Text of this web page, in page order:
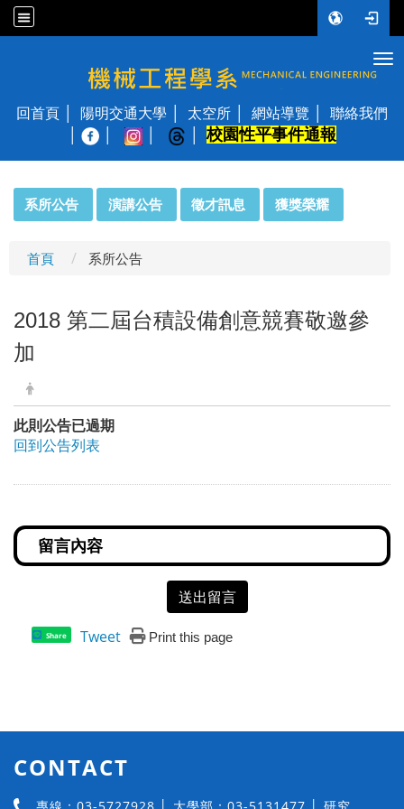
國立陽明交通大學 機械工程學系
回首頁 陽明交通大學 太空所 網站導覽
聯絡我們
校園性平事件通報
系所公告 演講公告 徵才訊息 獲獎榮耀
首頁 系所公告
2018 第二屆台積設備創意競賽敬邀參
加
此則公告已過期
回到公告列表
送出留言
Share Tweet Print this page
CONTACT